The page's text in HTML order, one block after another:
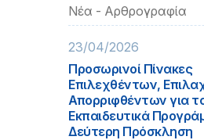
Νέα - Αρθρογραφία
23/04/2026
Προσωρινοί Πίνακες
Επιλεχθέντων,
Απορριφθέντων για
Εκπαιδευτικά
Δεύτερη Πρόσκληση